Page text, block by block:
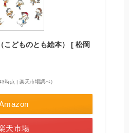
こどものとも絵本） [ 松岡
時点 | 楽天市場調べ）
天市場